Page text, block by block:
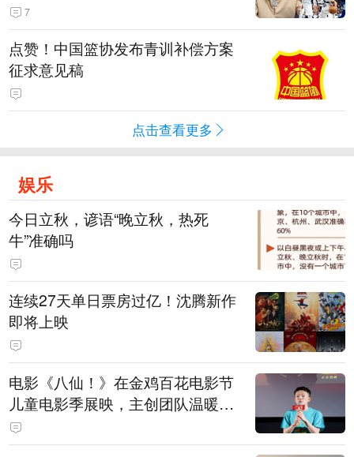
7
点赞！中国篮协发布青训补偿方案
征求意见稿
点击查看更多
娱乐
今日立秋，谚语“晚立秋，热死
牛”准确吗
连续27天单日票房过亿！沈腾新作
即将上映
电影《八仙！》在金鸡百花电影节
儿童电影季展映，主创团队温暖寄
语小观众